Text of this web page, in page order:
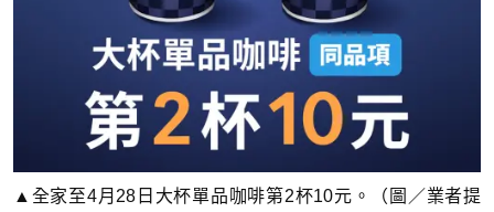
▲全家至4月28日大杯單品咖啡第2杯10元。（圖／業者提